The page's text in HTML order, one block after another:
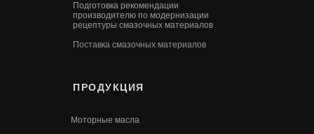
Подготовка рекомендации
производителю по модернизации
рецептуры смазочных материалов
Поставка смазочных материалов
ПРОДУКЦИЯ
Моторные масла